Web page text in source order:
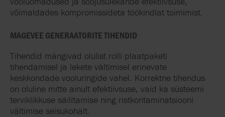
võimaldades kompromissideta töökindlat toimimist.
MAGEVEE GENERAATORITE TIHENDID
Tihendid mängivad olulist rolli plaatpaketi
tihendamisel ja lekete vältimisel erinevate
keskkondade vooluringide vahel. Korrektne tihendus
on oluline mitte ainult efektiivsuse, vaid ka süsteemi
terviklikkuse säilitamise ning ristkontaminatsiooni
vältimise seisukohalt.